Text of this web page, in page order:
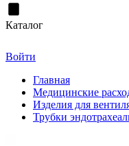
Каталог
Войти
Главная
Медицинские
Изделия для
Трубки